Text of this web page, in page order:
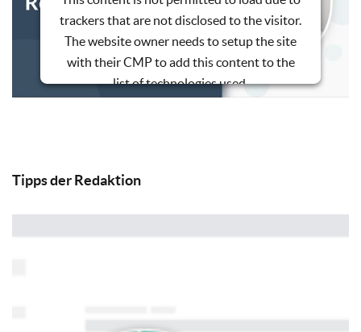
trackers that are not disclosed to the visitor.
The website owner needs to setup the site
with their CMP to add this content to the
list of technologies used.
Powered byUsercentrics Consent
Tipps der Redaktion